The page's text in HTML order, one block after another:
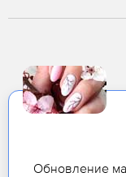
Обновление